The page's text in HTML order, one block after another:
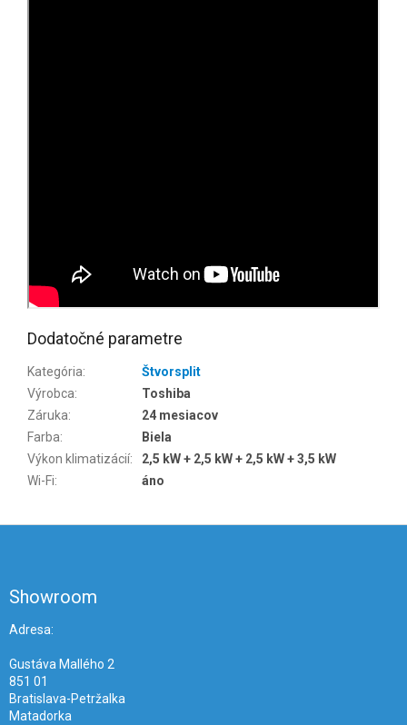
Dodatočné parametre
Kategória:
Štvorsplit
Výrobca:
Toshiba
Záruka:
24 mesiacov
Farba:
Biela
Výkon klimatizácií:
2,5 kW + 2,5 kW + 2,5 kW + 3,5 kW
Wi-Fi: áno
Showroom
Adresa:
Gustáva Mallého 2
851 01
Bratislava-Petržalka
Matadorka